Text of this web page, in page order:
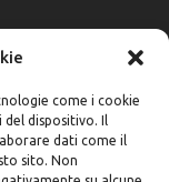
come i cookie
dispositivo. Il
dati come il
sito. Non